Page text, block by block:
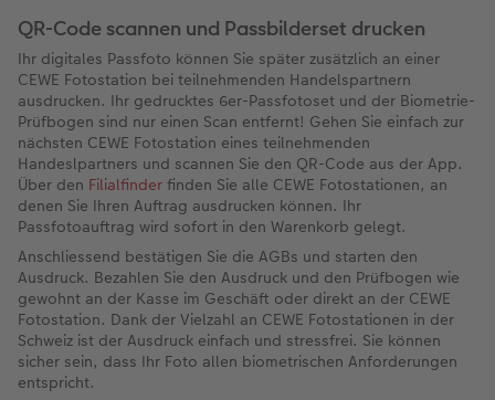
QR-Code scannen und Passbilderset drucken
Ihr digitales Passfoto können Sie später zusätzlich an einer
CEWE Fotostation bei teilnehmenden Handelspartnern
ausdrucken. Ihr gedrucktes 6er-Passfotoset und der Biometrie-
Prüfbogen sind nur einen Scan entfernt! Gehen Sie einfach zur
nächsten CEWE Fotostation eines teilnehmenden
Handeslpartners und scannen Sie den QR-Code aus der App.
Über den Filialfinder finden Sie alle CEWE Fotostationen, an
denen Sie Ihren Auftrag ausdrucken können. Ihr
Passfotoauftrag wird sofort in den Warenkorb gelegt.
Anschliessend bestätigen Sie die AGBs und starten den
Ausdruck. Bezahlen Sie den Ausdruck und den Prüfbogen wie
gewohnt an der Kasse im Geschäft oder direkt an der CEWE
Fotostation. Dank der Vielzahl an CEWE Fotostationen in der
Schweiz ist der Ausdruck einfach und stressfrei. Sie können
sicher sein, dass Ihr Foto allen biometrischen Anforderungen
entspricht.